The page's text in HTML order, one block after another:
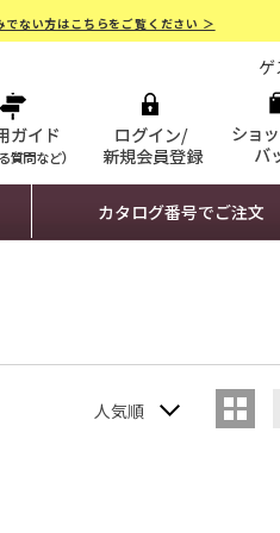
ない方はこちらをご覧ください ＞
ゲ
カタログ番号でご注文
人気順